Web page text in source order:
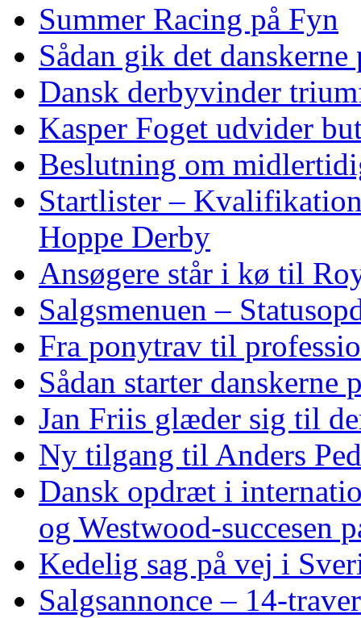
Summer Racing på Fyn
Sådan gik det
Dansk derbyvinder
Kasper Foget udvider
Beslutning om
Startlister –
Hoppe Derby
Ansøgere står i kø til
Salgsmenuen –
Fra ponytrav til
Sådan starter danskerne
Jan Friis glæder sig til
Ny tilgang til Anders
Dansk opdræt i
og Westwood‑succesen
Kedelig sag på vej i
Salgsannonce –